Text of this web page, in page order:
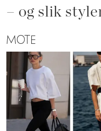
– og slik
MOTE